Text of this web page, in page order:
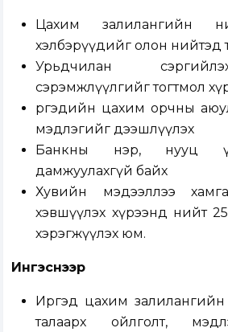
Цахим залилангийн
хэлбэрүүдийг олон нийтэд
Урьдчилан
сэрэмжлүүлгийг тогтмол
ргэдийн цахим орчны
мэдлэгийг дээшлүүлэх
Банкны нэр, нууц
дамжуулахгүй байх
Хувийн мэдээллээ
хэвшүүлэх хүрээнд нийт
хэрэгжүүлэх юм.
Ингэснээр
Иргэд цахим залилангийн
талаарх ойлголт,